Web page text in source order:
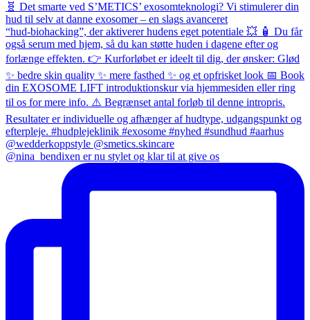
@nina_bendixen er nu stylet og klar til at give os